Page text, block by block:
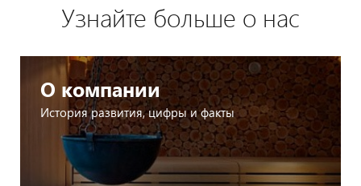
Узнайте больше о нас
О компании
История развития, цифры и факты